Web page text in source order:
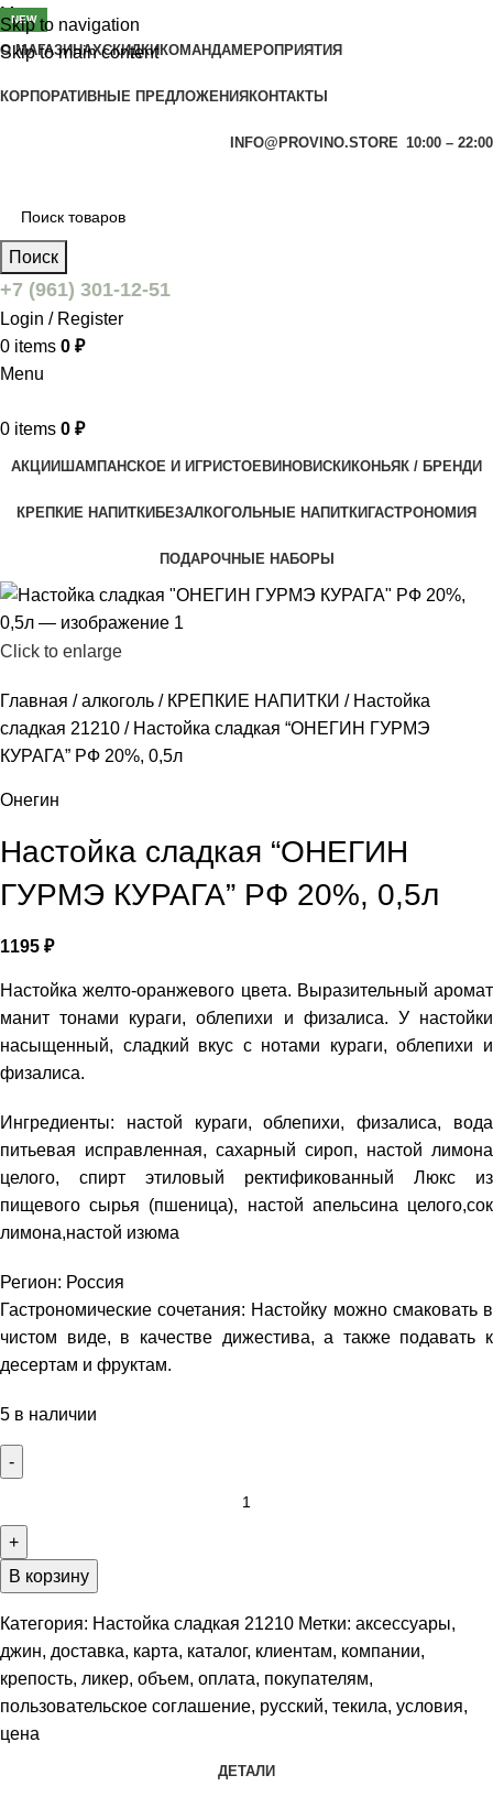
Skip to navigation
Skip to main content
Menu
О МАГАЗИНАХСКИДКИКОМАНДАМЕРОПРИЯТИЯ
КОРПОРАТИВНЫЕ ПРЕДЛОЖЕНИЯ КОНТАКТЫ
INFO@PROVINO.STORE 10:00 – 22:00
Поиск
+7 (961) 301-12-51
Login / Register
0 items 0 ₽
Menu
0 items 0 ₽
АКЦИИШАМПАНСКОЕ И ИГРИСТОЕВИНОВИСКИКОНЬЯК / БРЕНДИ
КРЕПКИЕ НАПИТКИБЕЗАЛКОГОЛЬНЫЕ НАПИТКИГАСТРОНОМИЯ
ПОДАРОЧНЫЕ НАБОРЫ
Click to enlarge
Главная алкоголь КРЕПКИЕ НАПИТКИ
Настойка
сладкая 21210
Настойка сладкая “ОНЕГИН ГУРМЭ
КУРАГА” РФ 20%, 0,5л
Онегин
Настойка сладкая “ОНЕГИН
ГУРМЭ КУРАГА” РФ 20%, 0,5л
1195 ₽
Настойка желто-оранжевого цвета. Выразительный аромат
манит тонами кураги, облепихи и физалиса. У настойки
насыщенный, сладкий вкус с нотами кураги, облепихи и
физалиса.
Ингредиенты: настой кураги, облепихи, физалиса, вода
питьевая исправленная, сахарный сироп, настой лимона
целого, спирт этиловый ректификованный Люкс из
пищевого сырья (пшеница), настой апельсина целого,сок
лимона,настой изюма
Регион: Россия
Гастрономические сочетания: Настойку можно смаковать в
чистом виде, в качестве дижестива, а также подавать к
десертам и фруктам.
5 в наличии
В корзину
Категория: Настойка сладкая 21210 Метки: аксессуары,
джин, доставка, карта, каталог, клиентам, компании,
крепость, ликер, объем, оплата, покупателям,
пользовательское соглашение, русский, текила, условия,
цена
ДЕТАЛИ
NEW